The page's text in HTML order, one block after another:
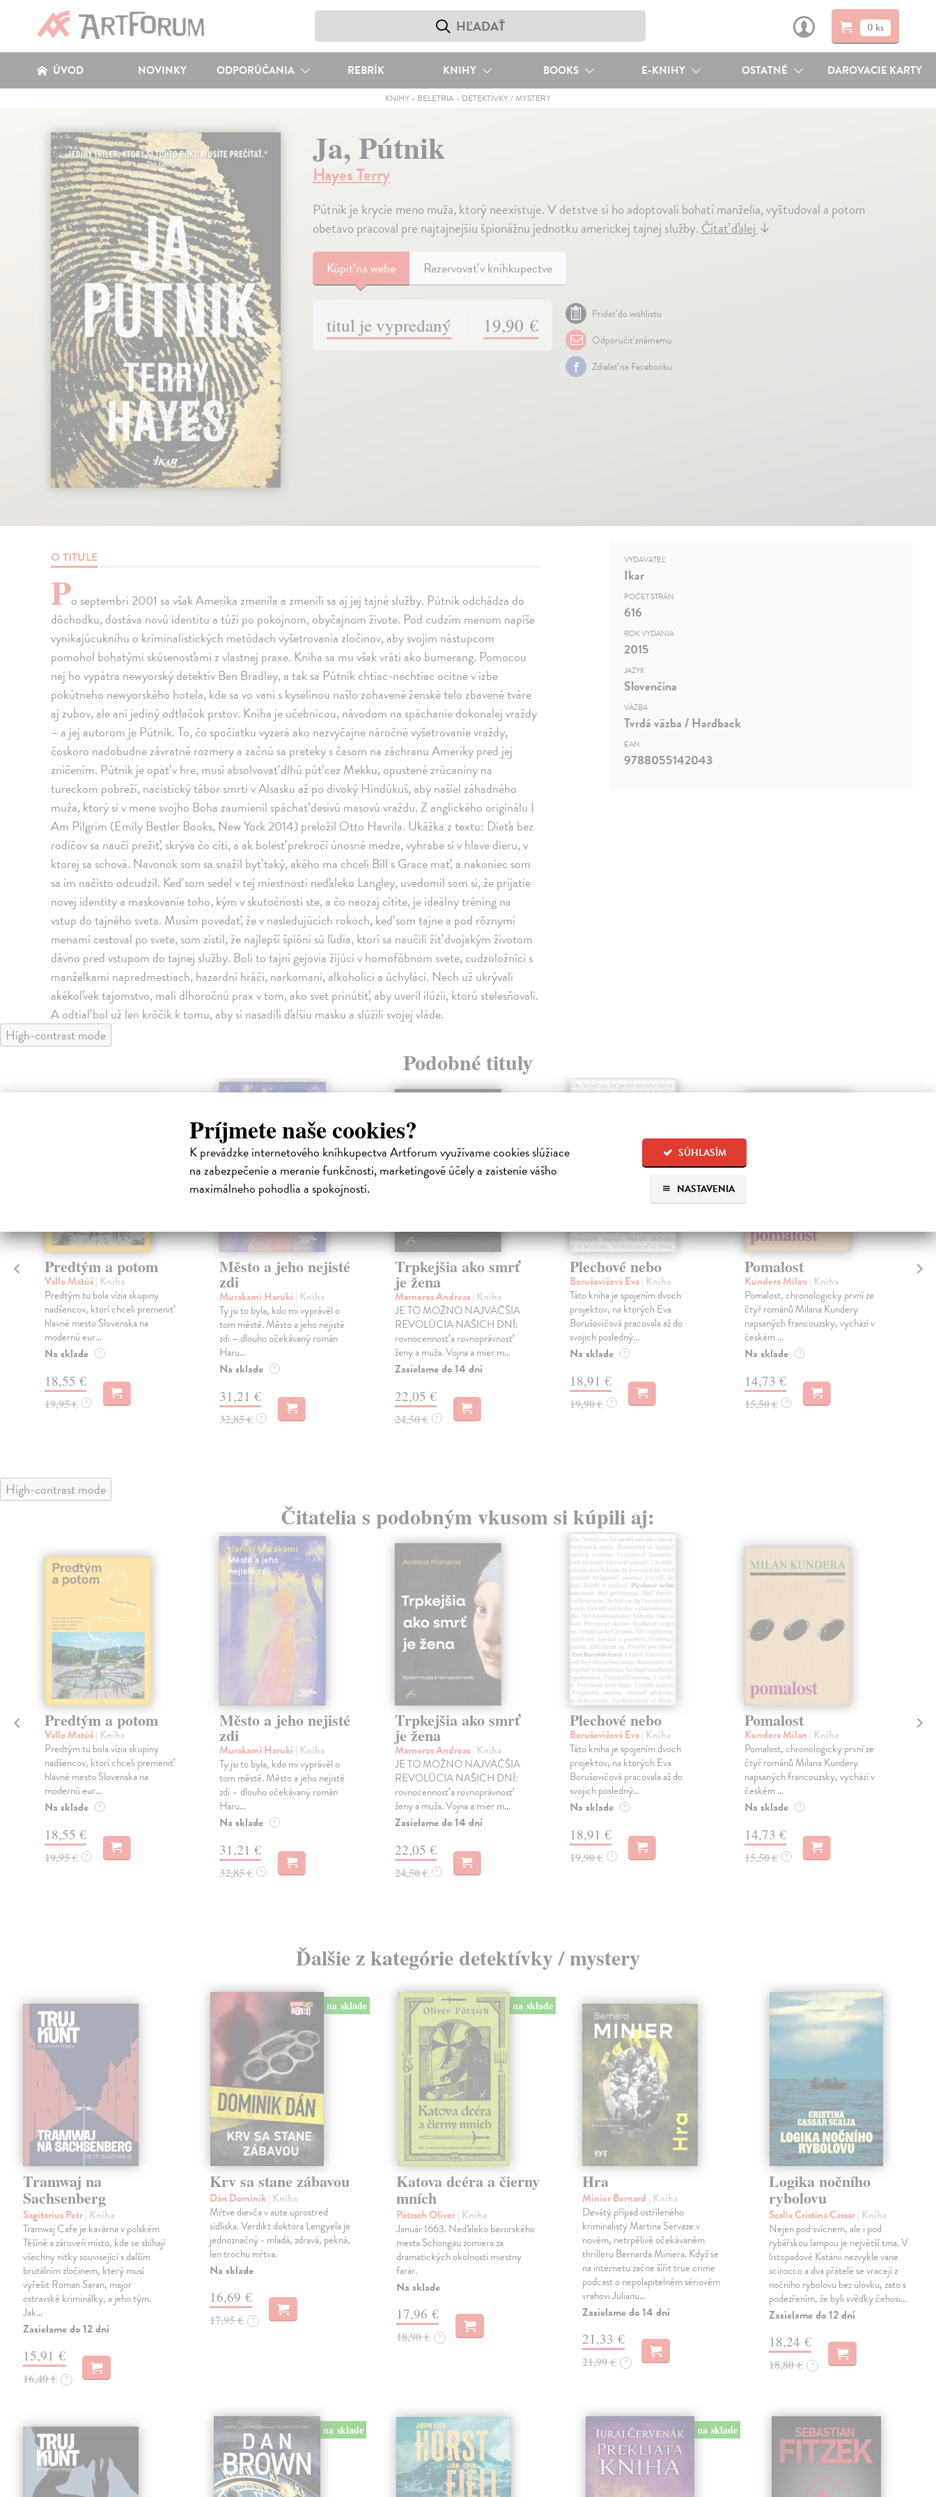
Príjmete naše cookies?
K prevádzke internetového kníhkupectva Artforum využívame cookies slúžiace
na zabezpečenie a meranie funkčnosti, marketingové účely a zaistenie vášho
maximálneho pohodlia a spokojnosti.
SÚHLASÍM
NASTAVENIA
0 ks
ÚVOD NOVINKY ODPORÚČANIA REBRÍK KNIHY BOOKS E-KNIHY OSTATNÉ DAROVACIE KARTY
KNIHY- BELETRIA- DETEKTÍVKY / MYSTERY
Ja, Pútnik
Hayes Terry
Pútnik je krycie meno muža, ktorý neexistuje. V detstve si ho adoptovali bohatí manželia, vyštudoval a potom
obetavo pracoval pre najtajnejšiu špionážnu jednotku americkej tajnej služby.Čítať ďalej↓
Kúpiťna webe Rezervovať v kníhkupectve
titul je vypredaný 19,90 €
Pridať do wishlistu
Odporučiť známemu
Zdielať na Facebooku
O TITULE
Po septembri 2001 sa však Amerika zmenila a zmenili sa aj jej tajné služby. Pútnik odchádza do
dôchodku, dostáva novú identitu a túži po pokojnom, obyčajnom živote. Pod cudzím menom napíše
vynikajúcuknihu o kriminalistických metódach vyšetrovania zločinov, aby svojim nástupcom
pomohol bohatými skúsenosťami z vlastnej praxe. Kniha sa mu však vráti ako bumerang. Pomocou
nej ho vypátra newyorský detektív Ben Bradley, a tak sa Pútnik chtiac-nechtiac ocitne v izbe
pokútneho newyorského hotela, kde sa vo vani s kyselinou našlo zohavené ženské telo zbavené tváre
aj zubov, ale ani jediný odtlačok prstov. Kniha je učebnicou, návodom na spáchanie dokonalej vraždy
– a jej autorom je Pútnik. To, čo spočiatku vyzerá ako nezvyčajne náročné vyšetrovanie vraždy,
čoskoro nadobudne závratné rozmery a začnú sa preteky s časom na záchranu Ameriky pred jej
zničením. Pútnik je opäť v hre, musí absolvovať dlhú púť cez Mekku, opustené zrúcaniny na
tureckom pobreží, nacistický tábor smrti v Alsasku až po divoký Hindúkuš, aby našiel záhadného
muža, ktorý si v mene svojho Boha zaumienil spáchať desivú masovú vraždu. Z anglického originálu I
Am Pilgrim (Emily Bestler Books, New York 2014) preložil Otto Havrila. Ukážka z textu: Dieťa bez
rodičov sa naučí prežiť, skrýva čo cíti, a ak bolesť prekročí únosné medze, vyhrabe si v hlave dieru, v
ktorej sa schová. Navonok som sa snažil byť taký, akého ma chceli Bill s Grace mať, a nakoniec som
sa im načisto odcudzil. Keď som sedel v tej miestnosti neďaleko Langley, uvedomil som si, že prijatie
novej identity a maskovanie toho, kým v skutočnosti ste, a čo naozaj cítite, je ideálny tréning na
vstup do tajného sveta. Musím povedať, že v nasledujúcich rokoch, keď som tajne a pod rôznymi
menami cestoval po svete, som zistil, že najlepší špióni sú ľudia, ktorí sa naučili žiť dvojakým životom
dávno pred vstupom do tajnej služby. Boli to tajní gejovia žijúci v homofóbnom svete, cudzoložníci s
manželkami napredmestiach, hazardní hráči, narkomani, alkoholici a úchyláci. Nech už ukrývali
akékoľvek tajomstvo, mali dlhoročnú prax v tom, ako svet prinútiť, aby uveril ilúzii, ktorú stelesňovali.
A odtiaľ bol už len krôčik k tomu, aby si nasadili ďalšiu masku a slúžili svojej vláde.
VYDAVATEĽ
Ikar
POČET STRÁN
616
ROK VYDANIA
2015
JAZYK
Slovenčina
VÄZBA
Tvrdá väzba / Hardback
EAN
9788055142043
High-contrast mode
Podobné tituly
Predtým a potom
Vallo Matúš| Kniha
Predtým tu bola vízia skupiny
nadšencov, ktorí chceli premeniť
hlavné mesto Slovenska na
modernú eur...
Na sklade ?
18,55 €
19,95 € ?
Město a jeho nejisté
zdi
Murakami Haruki | Kniha
Ty jsi to byla, kdo mi vyprávěl o
tom městě. Město a jeho nejisté
zdi – dlouho očekávaný román
Haru...
Na sklade ?
31,21 €
32,85 € ?
Trpkejšia ako smrť
je žena
Marneros Andreas| Kniha
JE TO MOŽNO NAJVÄČŠIA
REVOLÚCIA NAŠICH DNÍ:
rovnocennosť a rovnoprávnosť
ženy a muža. Vojna a mier m...
Zasielame do 14 dní
22,05 €
24,50 € ?
Plechové nebo
Borušovičová Eva| Kniha
Táto kniha je spojením dvoch
projektov, na ktorých Eva
Borušovičová pracovala až do
svojich posledný...
Na sklade ?
18,91 €
19,90 € ?
Pomalost
Kundera Milan | Kniha
Pomalost, chronologicky první ze
čtyř románů Milana Kundery
napsaných francouzsky, vychází v
českém ...
Na sklade ?
14,73 €
15,50 € ?
High-contrast mode
Čitatelia s podobným vkusom si kúpili aj:
Predtým a potom
Vallo Matúš| Kniha
Predtým tu bola vízia skupiny
nadšencov, ktorí chceli premeniť
hlavné mesto Slovenska na
modernú eur...
Na sklade ?
18,55 €
19,95 € ?
Město a jeho nejisté
zdi
Murakami Haruki | Kniha
Ty jsi to byla, kdo mi vyprávěl o
tom městě. Město a jeho nejisté
zdi – dlouho očekávaný román
Haru...
Na sklade ?
31,21 €
32,85 € ?
Trpkejšia ako smrť
je žena
Marneros Andreas| Kniha
JE TO MOŽNO NAJVÄČŠIA
REVOLÚCIA NAŠICH DNÍ:
rovnocennosť a rovnoprávnosť
ženy a muža. Vojna a mier m...
Zasielame do 14 dní
22,05 €
24,50 € ?
Plechové nebo
Borušovičová Eva| Kniha
Táto kniha je spojením dvoch
projektov, na ktorých Eva
Borušovičová pracovala až do
svojich posledný...
Na sklade ?
18,91 €
19,90 € ?
Pomalost
Kundera Milan | Kniha
Pomalost, chronologicky první ze
čtyř románů Milana Kundery
napsaných francouzsky, vychází v
českém ...
Na sklade ?
14,73 €
15,50 € ?
Ďalšie z kategórie detektívky / mystery
Tramwaj na
Sachsenberg
Sagitarius Petr| Kniha
Tramwaj Cafe je kavárna v polském
Těšíně a zároveň místo, kde se sbíhají
všechny nitky související s dalším
brutálním zločinem, který musí
vyřešit Roman Saran, major
ostravské kriminálky, a jeho tým.
Jak…
Zasielame do 12 dní
15,91 €
16,40 € ?
na sklade
Krv sa stane zábavou
Dán Dominik| Kniha
Mŕtve dievča v aute uprostred
sídliska. Verdikt doktora Lengyela je
jednoznačný - mladá, zdravá, pekná,
len trochu mŕtva.
Na sklade
16,69 €
17,95 € ?
na sklade
Katova dcéra a čierny
mních
Pötzsch Oliver| Kniha
Január 1663. Neďaleko bavorského
mesta Schongau zomiera za
dramatických okolností miestny
farár.
Na sklade
17,96 €
18,90 € ?
Hra
Minier Bernard | Kniha
Devátý případ ostříleného
kriminalisty Martina Servaze v
novém, netrpělivě očekávaném
thrilleru Bernarda Miniera. Když se
na internetu začne šířit true crime
podcast o nepolapitelném sériovém
vrahovi Julianu…
Zasielame do 14 dní
21,33 €
21,99 € ?
Logika nočního
rybolovu
Scalia Cristina Cassar| Kniha
Nejen pod svícnem, ale i pod
rybářskou lampou je největší tma. V
listopadové Katánii nezvykle vane
scirocco a dva přátelé se vracejí z
nočního rybolovu bez úlovku, zato s
podezřením, že byli svědky čehosi…
Zasielame do 12 dní
18,24 €
18,80 € ?
na sklade na sklade